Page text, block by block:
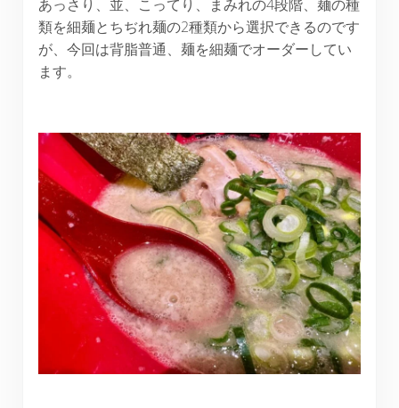
あっさり、並、こってり、まみれの4段階、麺の種
類を細麺とちぢれ麺の2種類から選択できるのです
が、今回は背脂普通、麺を細麺でオーダーしてい
ます。